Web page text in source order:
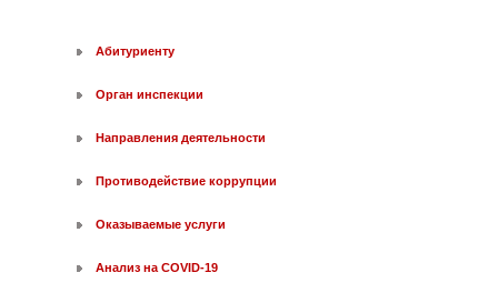
Абитуриенту
Орган инспекции
Направления деятельности
Противодействие коррупции
Оказываемые услуги
Анализ на COVID-19